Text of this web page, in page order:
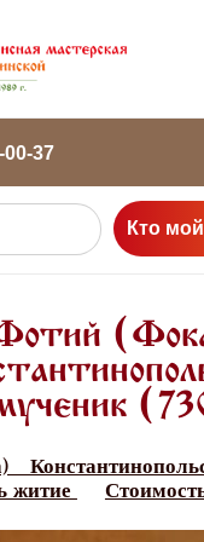
00-37
Кто
житие